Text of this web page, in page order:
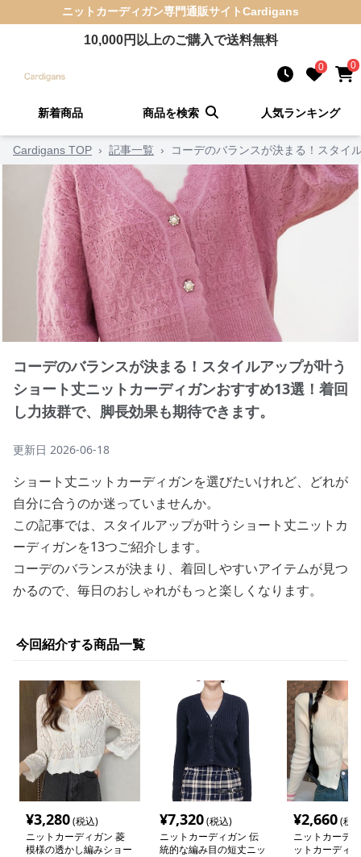
ニットカーディガン専門通販サイトCardigans
10,000円以上のご購入で送料無料
0 0
新着商品 商品を検索 人気ランキング
Cardigans TOP › 記事一覧 › コーデのバランスが決まる！スタイ
コーデのバランスが決まる！スタイルアップが叶う
ショート丈ニットカーディガンおすすめ13選！着回
し力抜群で、脚長効果も期待できます。
更新日 2026-06-18
ショート丈ニットカーディガンを選びたいけれど、どれが
自分に合うのか迷っていませんか。
この記事では、スタイルアップが叶うショート丈ニットカ
ーディガンを13つご紹介します。
コーデのバランスが決まり、着回しやすいアイテムが見つ
かるので、毎日のおしゃれがもっと楽しくなります。
今回紹介する商品一覧
¥3,280(税込)
ニットカーディガン 菱
模様の透かし編みショー
¥7,320(税込)
ニットカーディガン 伝
統的な編み目の短丈ニッ
¥2,660(税
ニットカーデ
ットカーディ